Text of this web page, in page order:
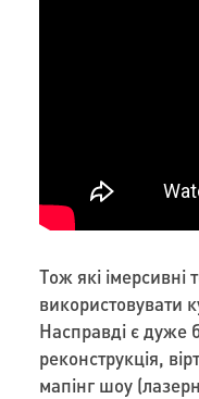
Тож які імерсивні
використовувати
Насправді є дуже
реконструкція,
мапінг шоу